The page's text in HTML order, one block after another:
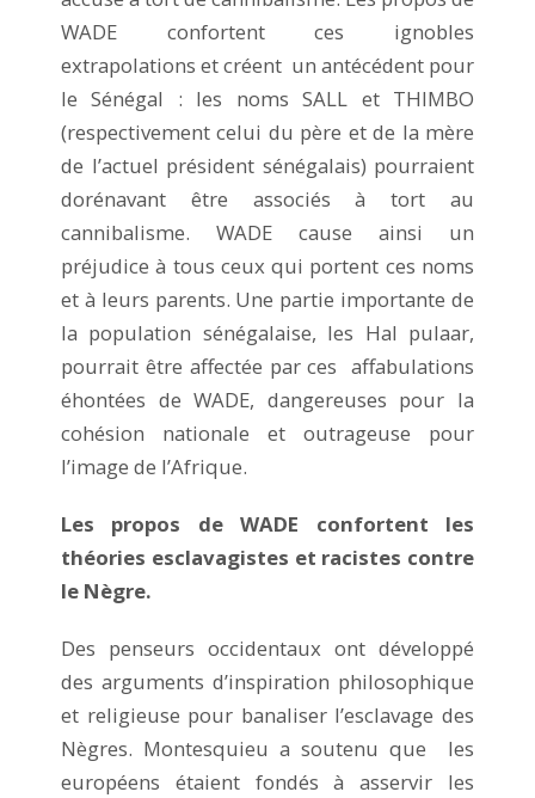
WADE confortent ces ignobles
extrapolations et créent un antécédent pour
le Sénégal : les noms SALL et THIMBO
(respectivement celui du père et de la mère
de l’actuel président sénégalais) pourraient
dorénavant être associés à tort au
cannibalisme. WADE cause ainsi un
préjudice à tous ceux qui portent ces noms
et à leurs parents. Une partie importante de
la population sénégalaise, les Hal pulaar,
pourrait être affectée par ces affabulations
éhontées de WADE, dangereuses pour la
cohésion nationale et outrageuse pour
l’image de l’Afrique.
Les propos de WADE confortent les
théories esclavagistes et racistes contre
le Nègre.
Des penseurs occidentaux ont développé
des arguments d’inspiration philosophique
et religieuse pour banaliser l’esclavage des
Nègres. Montesquieu a soutenu que les
européens étaient fondés à asservir les